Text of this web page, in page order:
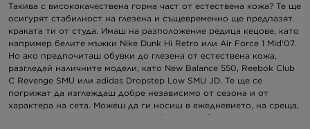
Такива с висококачествена горна част от естествена кожа? Те ще
осигурят стабилност на глезена и същевременно ще предпазят
краката ти от студа. Имаш на разположение редица кецове, като
например белите мъжки Nike Dunk Hi Retro или Air Force 1 Mid'07.
Но ако предпочиташ обувки до глезена от естествена кожа,
разгледай наличните модели, като New Balance 550, Reebok Club
C Revenge SMU или adidas Dropstep Low SMU JD. Те ще се
погрижат да изглеждаш добре независимо от сезона и от
характера на сета. Можеш да ги носиш в ежедневието, на среща,
но и на парти – и то не само семейно. Ако обаче залагаш на